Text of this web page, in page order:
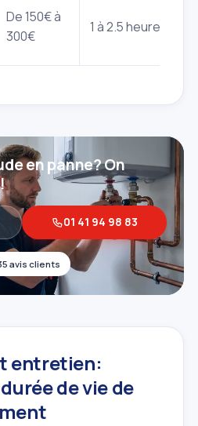
De 150€ à
300€
1 à 2.5 heures
avis clients
en panne? On
01 41 94 98 83
entretien:
de vie de